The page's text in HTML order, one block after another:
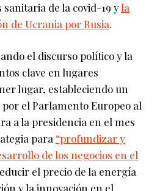
de la covid-19 yla
de Ucrania por Rusia.
el discurso político y la
clave en lugares
lugar, estableciendo un
el Parlamento Europeo al
a la presidencia en el mes
para “profundizar y
de los negocios en el
el precio de la energía
y la innovación en el